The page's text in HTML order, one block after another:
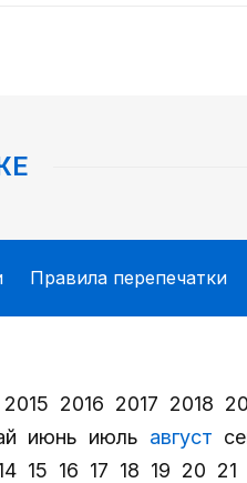
Правила перепечатки
2015 2016 2017 2018
июнь июль август
15 16 17 18 19 20 21